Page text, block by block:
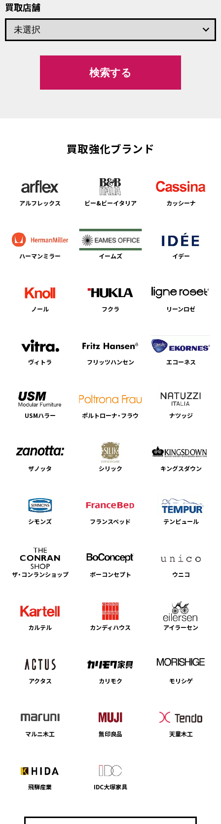
買取店舗
keyboard_arrow_down
買取強化ブランド
アルフレックス ビー&ビーイタリア カッシーナ
ハーマンミラー イームズ イデー
ノール フクラ リーンロゼ
ヴィトラ フリッツハンセン エコーネス
USMハラー ポルトローナ・フラウ ナツッジ
ザノッタ シリック キングスダウン
シモンズ フランスベッド テンピュール
ザ・コンランショップ ボーコンセプト ウニコ
カルテル カンディハウス アイラーセン
アクタス カリモク モリシゲ
マルニ木工 無印良品 天童木工
飛騨産業 IDC大塚家具